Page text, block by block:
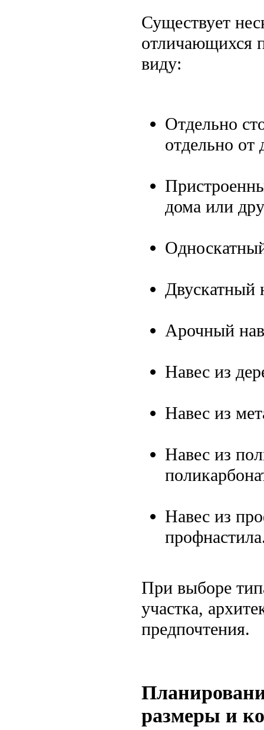
Существует
отличающихся
виду:
Отдельно
отдельно от
дома или
Двускатный
Арочный
Навес из
Навес из
Навес из
Навес из
При выборе
участка,
предпочтения.
размеры и